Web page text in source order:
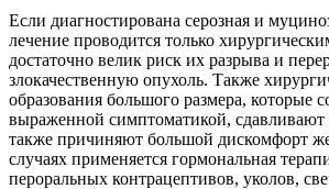
Если диагностирована серозная и
лечение проводится только
достаточно велик риск их разрыва и
злокачественную опухоль. Также
образования большого размера, которые
выраженной симптоматикой,
также причиняют большой дискомфорт
случаях применяется гормональная
пероральных контрацептивов, уколов,